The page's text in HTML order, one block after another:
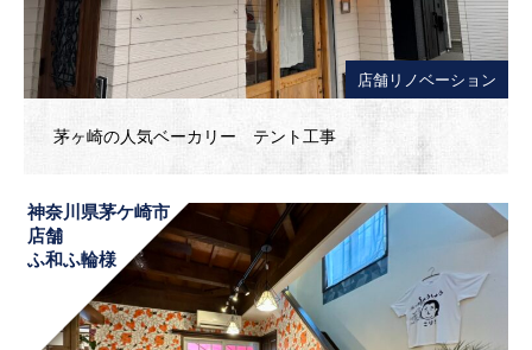
店舗リノベーション
茅ヶ崎の人気ベーカリー テント工事
神奈川県茅ケ崎市
店舗
ふ和ふ輪様